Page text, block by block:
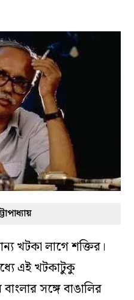
খটকা লাগে শক্তির।
এই খটকাটুকু
বাংলার সঙ্গে বাঙালির